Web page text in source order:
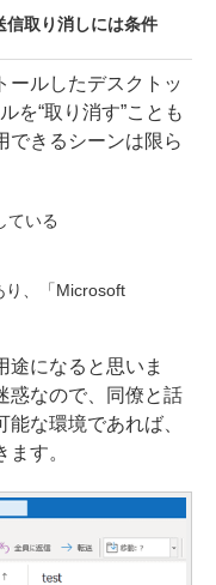
取り消しには条件
ルしたデスクトッ
を“取り消す”ことも
できるシーンは限ら
ている
り、「Microsoft
になると思いま
惑なので、同僚と話
な環境であれば、
す。